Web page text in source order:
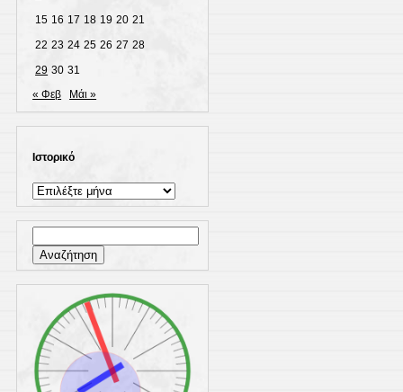
15 16 17 18 19 20 21
22 23 24 25 26 27 28
29 30 31
« Φεβ
Μάι »
Ιστορικό
Ιστορικό
για: